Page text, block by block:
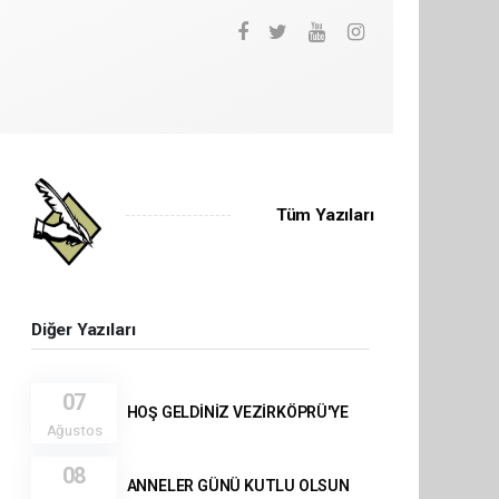
Tüm Yazıları
Diğer Yazıları
07
Ağustos
HOŞ GELDİNİZ VEZİRKÖPRÜ'YE
08 ANNELER GÜNÜ KUTLU OLSUN